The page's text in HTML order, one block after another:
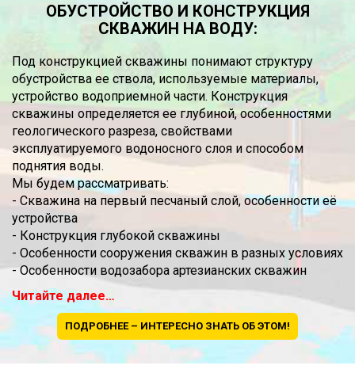
ОБУСТРОЙСТВО И КОНСТРУКЦИЯ
СКВАЖИН НА ВОДУ:
Под конструкцией скважины понимают структуру
обустройства ее ствола, используемые материалы,
устройство водоприемной части. Конструкция
скважины определяется ее глубиной, особенностями
геологического разреза, свойствами
эксплуатируемого водоносного слоя и способом
поднятия воды.
Мы будем рассматривать:
- Скважина на первый песчаный слой, особенности её
устройства
- Конструкция глубокой скважины
- Особенности сооружения скважин в разных условиях
- Особенности водозабора артезианских скважин
Читайте далее…
ПОДРОБНЕЕ – ИНТЕРЕСНО ЗНАТЬ ОБ ЭТОМ!